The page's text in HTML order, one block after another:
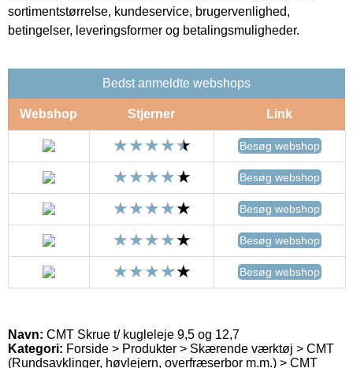
sortimentstørrelse, kundeservice, brugervenlighed,
betingelser, leveringsformer og betalingsmuligheder.
Bedst anmeldte webshops
Webshop Stjerner Link
Besøg webshop
Besøg webshop
Besøg webshop
Besøg webshop
Besøg webshop
Navn: CMT Skrue t/ kugleleje 9,5 og 12,7
Kategori: Forside > Produkter > Skærende værktøj > CMT
(Rundsavklinger, høvlejern, overfræserbor m.m.) > CMT